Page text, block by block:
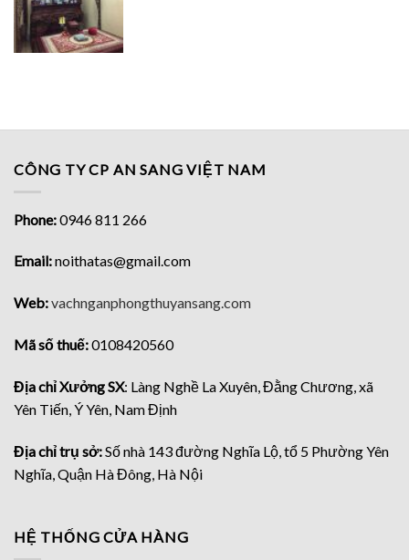
CÔNG TY CP AN SANG VIỆT NAM
Phone:0946 811 266
Email:noithatas@gmail.com
Web:vachnganphongthuyansang.com
Mã số thuế:0108420560
Địa chỉ Xưởng SX: Làng Nghề La Xuyên, Đằng Chương, xã
Yên Tiến, Ý Yên, Nam Định
Địa chỉ trụ sở:Số nhà 143 đường Nghĩa Lộ, tổ 5 Phường Yên
Nghĩa, Quận Hà Đông, Hà Nội
HỆ THỐNG CỬA HÀNG